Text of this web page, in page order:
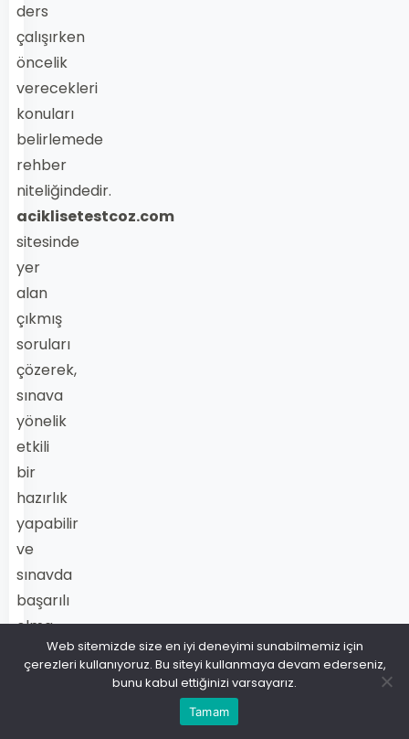
ders
çalışırken
öncelik
verecekleri
konuları
belirlemede
rehber
niteliğindedir.
aciklisetestcoz.com
sitesinde
yer
alan
çıkmış
soruları
çözerek,
sınava
yönelik
etkili
bir
hazırlık
yapabilir
ve
sınavda
başarılı
olma
şansınızı
artırabilirsiniz.
Web sitemizde size en iyi deneyimi sunabilmemiz için
çerezleri kullanıyoruz. Bu siteyi kullanmaya devam ederseniz,
bunu kabul ettiğinizi varsayarız.
Tamam